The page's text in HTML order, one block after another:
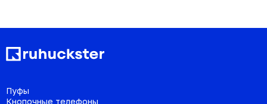
Пуфы
Кнопочные телефоны